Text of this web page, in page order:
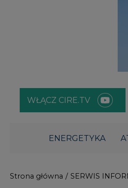
WŁĄCZ CIRE.TV
ENERGETYKA
Strona główna / SERWIS